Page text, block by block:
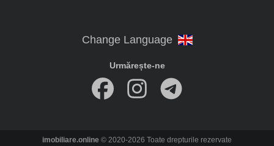
Urmărește-ne
imobiliare.online © 2020-2026 Toate drepturile rezervate